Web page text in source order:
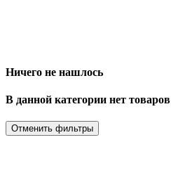
Ничего не нашлось
В данной категории нет товаров
Отменить фильтры